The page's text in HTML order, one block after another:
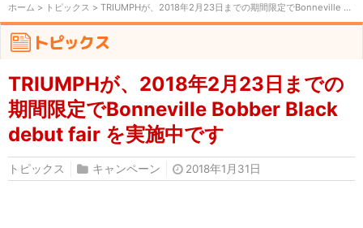
ホーム > トピックス > TRIUMPHが、2018年2月23日までの期間限定でBonneville Bobber Black debut fair を実施中です
トピックス
TRIUMPHが、2018年2月23日までの
期間限定でBonneville Bobber Black
debut fair を実施中です
トピックス キャンペーン 2018年1月31日